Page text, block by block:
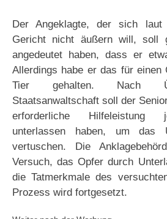
Der Angeklagte, der sich
Gericht nicht äußern will, soll
angedeutet haben, dass er
Allerdings habe er das für einen
Tier gehalten. Nach
Staatsanwaltschaft soll der
erforderliche Hilfeleistung
unterlassen haben, um das
vertuschen. Die
Versuch, das Opfer durch
die Tatmerkmale des
Prozess wird fortgesetzt.